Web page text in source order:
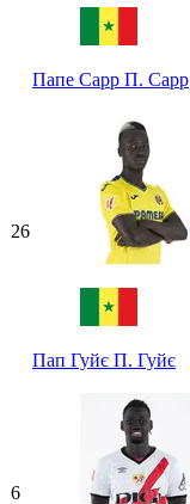
Папе Сарр П. Сарр
26
Пап Гуйє П. Гуйє
6